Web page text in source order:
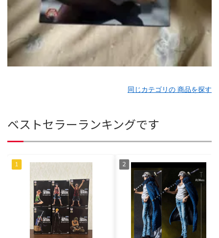
同じカテゴリの 商品を探す
ベストセラーランキングです